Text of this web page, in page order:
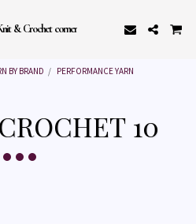
& Crochet corner
BY BRAND
PERFORMANCE YARN
10